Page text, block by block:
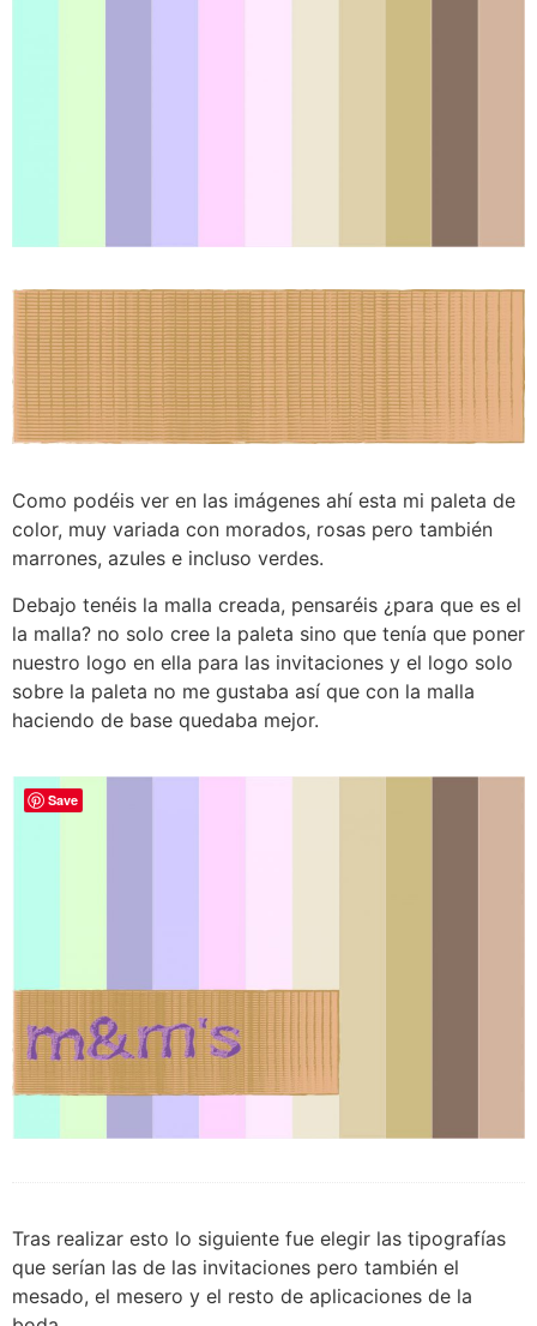
Como podéis ver en las imágenes ahí esta mi paleta de
color, muy variada con morados, rosas pero también
marrones, azules e incluso verdes.
Debajo tenéis la malla creada, pensaréis ¿para que es el
la malla? no solo cree la paleta sino que tenía que poner
nuestro logo en ella para las invitaciones y el logo solo
sobre la paleta no me gustaba así que con la malla
haciendo de base quedaba mejor.
Tras realizar esto lo siguiente fue elegir las tipografías
que serían las de las invitaciones pero también el
mesado, el mesero y el resto de aplicaciones de la
Save